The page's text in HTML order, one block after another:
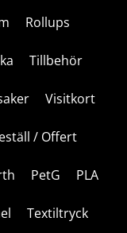
Rollups
Tillbehör
Visitkort
/ Offert
PetG PLA
Textiltryck